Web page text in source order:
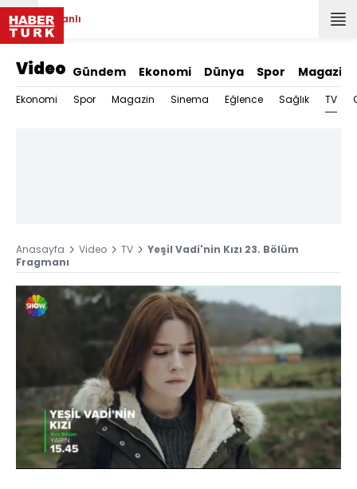
Canlı
Video Gündem Ekonomi Dünya Spor Magazin
Ekonomi Spor Magazin Sinema Eğlence Sağlık TV
Anasayfa Video TV
Yeşil Vadi'nin Kızı 23. Bölüm
Fragmanı
Sesi
Aç
Yüklendi
100.00%
Oynatma
Hızı